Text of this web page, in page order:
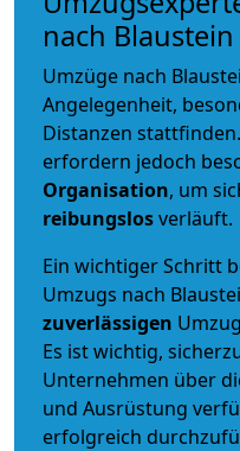
nach Blaustein
Umzüge nach
Angelegenheit,
Distanzen
erfordern jedoch
Organisation, um
reibungslosverläuft.
Ein wichtiger Schritt
Umzugs nach
zuverlässigen
Es ist wichtig,
Unternehmen über
und Ausrüstung
erfolgreich